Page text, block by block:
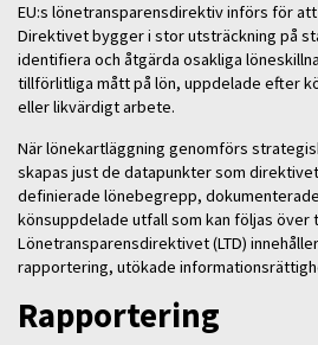
EU:s lönetransparensdirektiv införs för
Direktivet bygger i stor utsträckning på
identifiera och åtgärda osakliga
tillförlitliga mått på lön, uppdelade efter
eller likvärdigt arbete.
När lönekartläggning genomförs
skapas just de datapunkter som
definierade lönebegrepp,
könsuppdelade utfall som kan följas över
Lönetransparensdirektivet (LTD)
rapportering, utökade
Rapportering